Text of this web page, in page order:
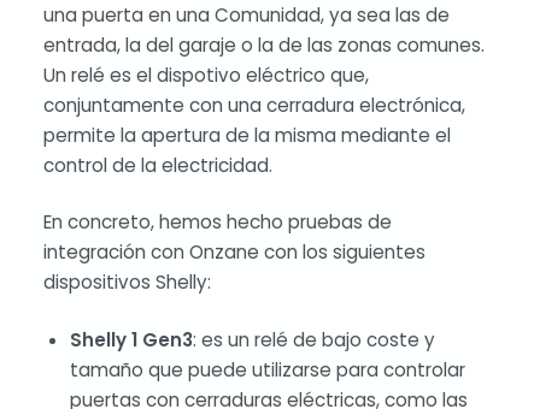
una puerta en una Comunidad, ya sea las de
entrada, la del garaje o la de las zonas comunes.
Un relé es el dispotivo eléctrico que,
conjuntamente con una cerradura electrónica,
permite la apertura de la misma mediante el
control de la electricidad.
En concreto, hemos hecho pruebas de
integración con Onzane con los siguientes
dispositivos Shelly:
Shelly 1 Gen3: es un relé de bajo coste y
tamaño que puede utilizarse para controlar
puertas con cerraduras eléctricas, como las